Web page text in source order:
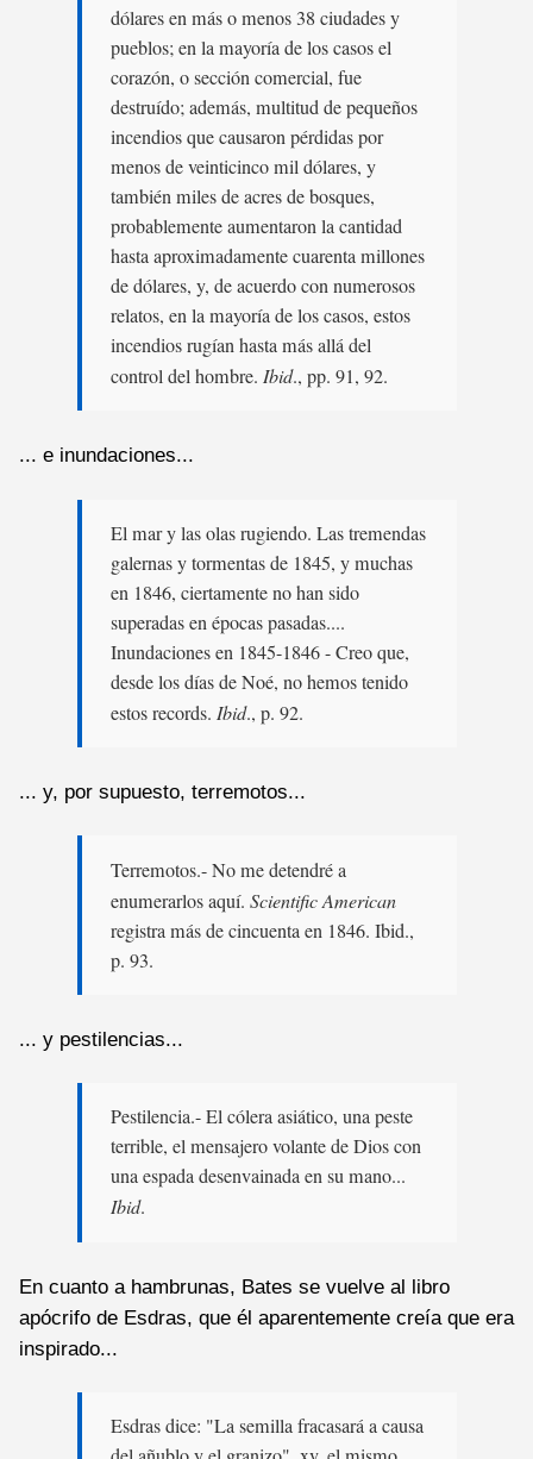
dólares en más o menos 38 ciudades y
pueblos; en la mayoría de los casos el
corazón, o sección comercial, fue
destruído; además, multitud de pequeños
incendios que causaron pérdidas por
menos de veinticinco mil dólares, y
también miles de acres de bosques,
probablemente aumentaron la cantidad
hasta aproximadamente cuarenta millones
de dólares, y, de acuerdo con numerosos
relatos, en la mayoría de los casos, estos
incendios rugían hasta más allá del
control del hombre. Ibid., pp. 91, 92.
... e inundaciones...
El mar y las olas rugiendo. Las tremendas
galernas y tormentas de 1845, y muchas
en 1846, ciertamente no han sido
superadas en épocas pasadas....
Inundaciones en 1845-1846 - Creo que,
desde los días de Noé, no hemos tenido
estos records. Ibid., p. 92.
... y, por supuesto, terremotos...
Terremotos.- No me detendré a
enumerarlos aquí. Scientific American
registra más de cincuenta en 1846. Ibid.,
p. 93.
... y pestilencias...
Pestilencia.- El cólera asiático, una peste
terrible, el mensajero volante de Dios con
una espada desenvainada en su mano...
Ibid.
En cuanto a hambrunas, Bates se vuelve al libro
apócrifo de Esdras, que él aparentemente creía que era
inspirado...
Esdras dice: "La semilla fracasará a causa